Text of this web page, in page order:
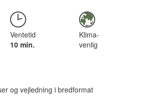
Ventetid
10 min.
Klima-
venlig
og vejledning i bredformat